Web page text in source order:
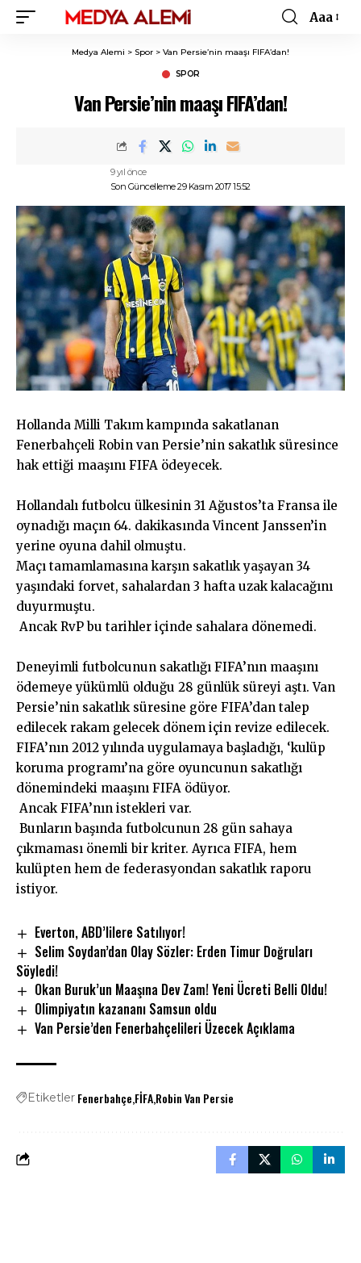
Font
Aaa
Medya Alemi > Spor > Van Persie’nin maaşı FIFA’dan!
SPOR
Van Persie’nin maaşı FIFA’dan!
Son Güncelleme 29 Kasım 2017 15:52
9 yıl önce
Hollanda Milli Takım kampında sakatlanan
Fenerbahçeli Robin van Persie’nin sakatlık süresince
hak ettiği maaşını FIFA ödeyecek.
Hollandalı futbolcu ülkesinin 31 Ağustos’ta Fransa ile
oynadığı maçın 64. dakikasında Vincent Janssen’in
yerine oyuna dahil olmuştu.
Maçı tamamlamasına karşın sakatlık yaşayan 34
yaşındaki forvet, sahalardan 3 hafta uzak kalacağını
duyurmuştu.
Ancak RvP bu tarihler içinde sahalara dönemedi.
Deneyimli futbolcunun sakatlığı FIFA’nın maaşını
ödemeye yükümlü olduğu 28 günlük süreyi aştı. Van
Persie’nin sakatlık süresine göre FIFA’dan talep
edilecek rakam gelecek dönem için revize edilecek.
FIFA’nın 2012 yılında uygulamaya başladığı, ‘kulüp
koruma programı’na göre oyuncunun sakatlığı
dönemindeki maaşını FIFA ödüyor.
Ancak FIFA’nın istekleri var.
Bunların başında futbolcunun 28 gün sahaya
çıkmaması önemli bir kriter. Ayrıca FIFA, hem
kulüpten hem de federasyondan sakatlık raporu
istiyor.
Everton, ABD’lilere Satılıyor!
Selim Soydan’dan Olay Sözler: Erden Timur Doğruları
Söyledi!
Okan Buruk’un Maaşına Dev Zam! Yeni Ücreti Belli Oldu!
Olimpiyatın kazananı Samsun oldu
Van Persie’den Fenerbahçelileri Üzecek Açıklama
Etiketler Fenerbahçe FİFARobin Van Persie